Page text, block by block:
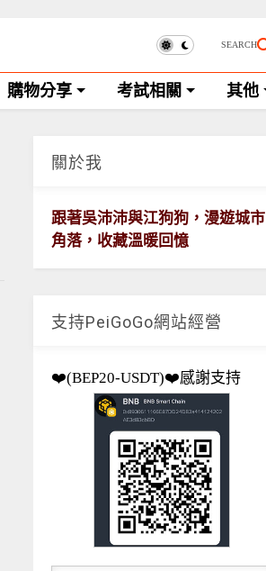
SEARCH
購物分享 考試相關 其他
關於我
跟著吳沛沛與江狗狗，漫遊城市
角落，收藏溫暖回憶
支持PeiGoGo網站經營
❤️(BEP20-USDT)❤️感謝支持